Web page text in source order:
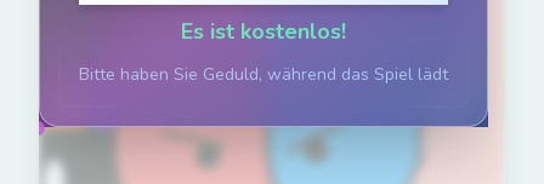
Es ist kostenlos!
Bitte haben Sie Geduld, während das Spiel lädt